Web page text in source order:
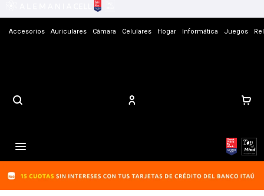
Accesorios Auriculares Cámara Celulares Hogar Informática Juegos
